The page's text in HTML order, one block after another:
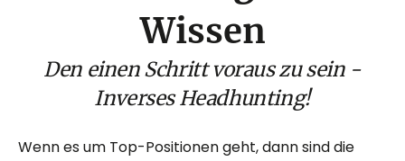
Wissen
Den einen Schritt voraus zu sein -
Inverses Headhunting!
Wenn es um Top-Positionen geht, dann sind die